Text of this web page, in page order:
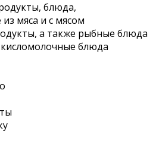
блюда,
мяса и с мяcом
а также рыбные блюда
блюда